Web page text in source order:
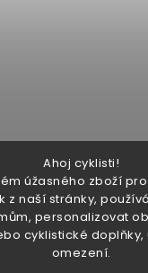
Ahoj cyklisti!
úžasného zboží
z naší stránky,
personalizovat
cyklistické
omezení.